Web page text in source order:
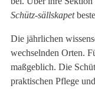
Schütz-sällskapet
Die jährlichen
wechselnden Orten.
maßgeblich. Die
praktischen Pflege